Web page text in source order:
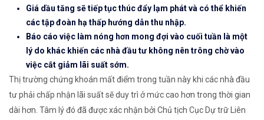
Giá dầu tăng sẽ tiếp tục thúc đẩy lạm phát và có thể khiến
các tập đoàn hạ thấp hướng dẫn thu nhập.
Báo cáo việc làm nóng hơn mong đợi vào cuối tuần là một
lý do khác khiến các nhà đầu tư không nên trông chờ vào
việc cắt giảm lãi suất sớm.
Thị trường chứng khoán mất điểm trong tuần này khi các nhà đầu
tư phải chấp nhận lãi suất sẽ duy trì ở mức cao hơn trong thời gian
dài hơn. Tâm lý đó đã được xác nhận bởi Chủ tịch Cục Dự trữ Liên